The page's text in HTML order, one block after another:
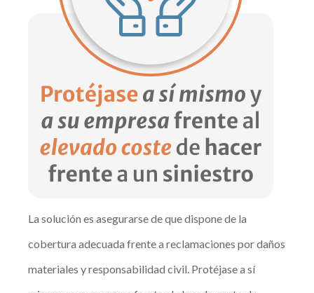
La solución es asegurarse de que dispone de la
cobertura adecuada frente a reclamaciones por daños
materiales y responsabilidad civil. Protéjase a sí